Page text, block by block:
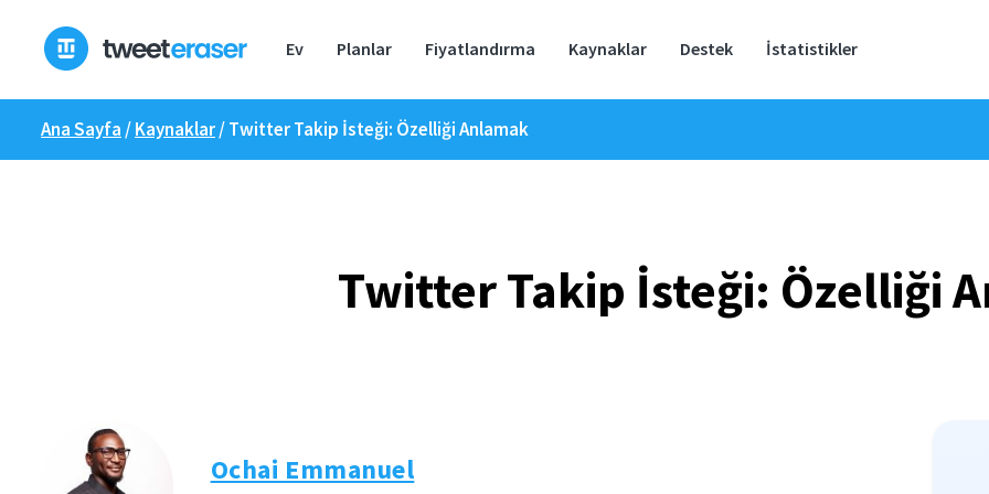
Ev Planlar Fiyatlandırma Kaynaklar Destek İstatistikler
Ana Sayfa /Kaynaklar/Twitter Takip İsteği: Özelliği Anlamak
Twitter Takip İsteği: Özelliği
Ochai Emmanuel